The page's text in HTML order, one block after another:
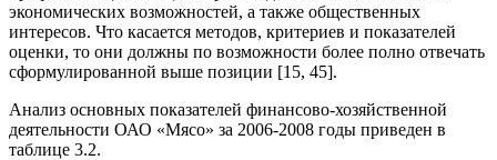
экономических возможностей, а также общественных
интересов. Что касается методов, критериев и показателей
оценки, то они должны по возможности более полно отвечать
сформулированной выше позиции [15, 45].
Анализ основных показателей финансово-хозяйственной
деятельности ОАО «Мясо» за 2006-2008 годы приведен в
таблице 3.2.